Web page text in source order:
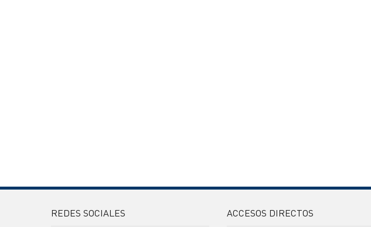
REDES SOCIALES ACCESOS DIRECTOS